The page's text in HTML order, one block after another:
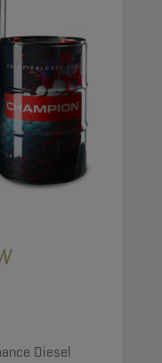
Diesel